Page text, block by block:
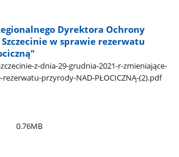
Dyrektora Ochrony
w sprawie rezerwatu
z-dnia-29-grudnia-2021-r-zmieniające-
przyrody-NAD-PŁOCICZNĄ-(2).pdf
0.76MB